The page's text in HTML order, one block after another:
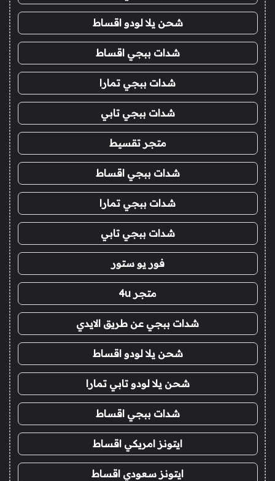
شحن يلا لودو اقساط
شدات ببجي اقساط
شدات ببجي تمارا
شدات ببجي تابي
متجر تقسيط
شدات ببجي اقساط
شدات ببجي تمارا
شدات ببجي تابي
فور يو ستور
متجر 4u
شدات ببجي عن طريق الايدي
شحن يلا لودو اقساط
شحن يلا لودو تابي تمارا
شدات ببجي اقساط
ايتونز امريكي اقساط
ايتونز سعودي اقساط